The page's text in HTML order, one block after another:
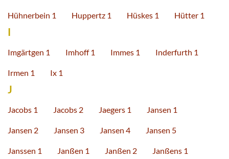
Hühnerbein 1 Huppertz 1 Hüskes 1 Hütter 1
I
Imgärtgen 1 Imhoff 1 Immes 1 Inderfurth 1
Irmen 1 Ix 1
J
Jacobs 1 Jacobs 2 Jaegers 1 Jansen 1
Jansen 2 Jansen 3 Jansen 4 Jansen 5
Janssen 1 Janßen 1 Janßen 2 Janßens 1